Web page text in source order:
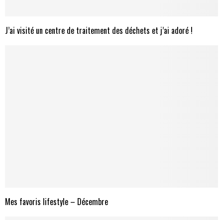
J’ai visité un centre de traitement des déchets et j’ai adoré !
Mes favoris lifestyle – Décembre